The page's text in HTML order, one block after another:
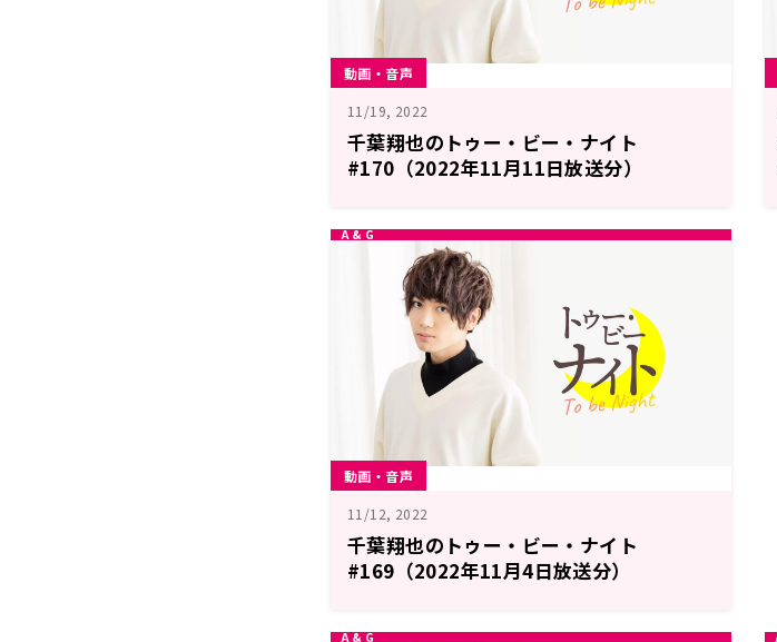
動画・音声
11/19, 2022
千葉翔也のトゥー・ビー・ナイト
#170（2022年11月11日放送分）
動画・音声
11/12, 2022
千葉翔也のトゥー・ビー・ナイト
#169（2022年11月4日放送分）